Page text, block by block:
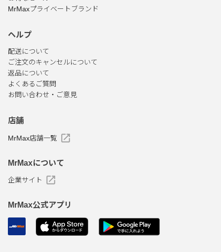
MrMaxプライベートブランド
ヘルプ
配送について
ご注文のキャンセルについて
返品について
よくあるご質問
お問い合わせ・ご意見
店舗
MrMax店舗一覧
MrMaxについて
企業サイト
MrMax公式アプリ